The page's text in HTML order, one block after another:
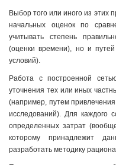
Выбор того или иного из этих
начальных оценок по
учитывать степень
(оценки времени), но и
условий).
Работа с построенной
уточнения тех или иных
(например, путем
исследований). Для каждого
определенных затрат
которому принадлежит
разработать методику